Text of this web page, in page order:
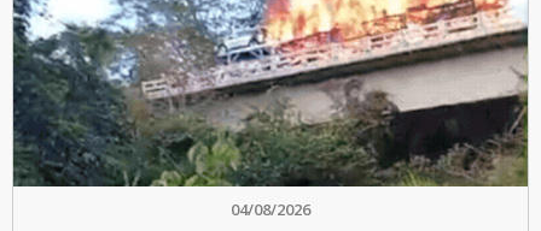
04/08/2026